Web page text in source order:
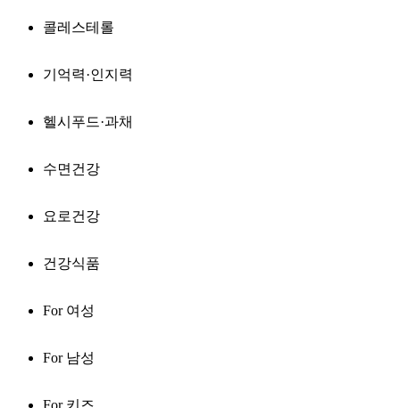
콜레스테롤
기억력·인지력
헬시푸드·과채
수면건강
요로건강
건강식품
For 여성
For 남성
For 키즈